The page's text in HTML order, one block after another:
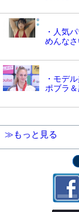
・人気
めんな
・モデ
ポブラ
≫もっと見る